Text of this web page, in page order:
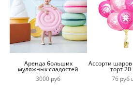
Аренда больших
муляжных сладостей
3000 руб
Ассорти
торт
76 руб